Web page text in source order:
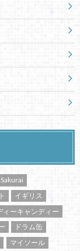
イギリス
ィーキャンディー
ドラム缶
マイソール